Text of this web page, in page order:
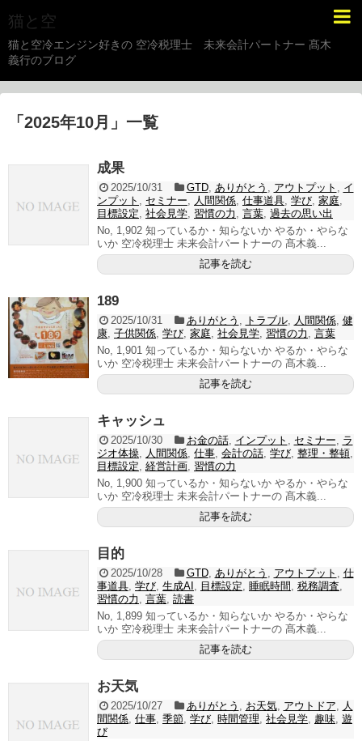
猫と空
猫と空冷エンジン好きの 空冷税理士 未来会計パートナー 髙木
義行のブログ
「 2025年10月 」 一覧
成果
2025/10/31 GTD, ありがとう アウトプット
イ
ンプット
セミナー 人間関係 仕事道具 学び 家庭
目標設定 社会見学 習慣の力 言葉 過去の思い出
No, 1,902 知っているか・知らないか やるか・やらな
いか 空冷税理士 未来会計パートナーの 髙木義...
記事を読む
189
2025/10/31 ありがとう トラブル, 人間関係, 健
康 子供関係 学び 家庭 社会見学 習慣の力
言葉
No, 1,901 知っているか・知らないか やるか・やらな
いか 空冷税理士 未来会計パートナーの 髙木義...
記事を読む
キャッシュ
2025/10/30 お金の話, インプット セミナー
ラ
ジオ体操
人間関係 仕事 会計の話 学び 整理・整頓
目標設定 経営計画 習慣の力
No, 1,900 知っているか・知らないか やるか・やらな
いか 空冷税理士 未来会計パートナーの 髙木義...
記事を読む
目的
2025/10/28 GTD, ありがとう アウトプット
仕
事道具 学び 生成AI 目標設定 睡眠時間 税務調査
習慣の力
言葉 読書
No, 1,899 知っているか・知らないか やるか・やらな
いか 空冷税理士 未来会計パートナーの 髙木義...
記事を読む
お天気
2025/10/27 ありがとう お天気, アウトドア
人
間関係 仕事 季節 学び 時間管理 社会見学 趣味 遊
び